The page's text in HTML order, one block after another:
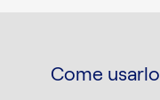
Come usarlo